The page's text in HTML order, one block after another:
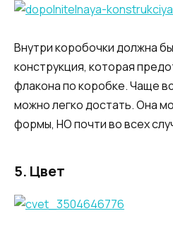
Внутри коробочки должна
конструкция, которая
флакона по коробке. Чаще
можно легко достать. Она
формы, НО почти во всех
5. Цвет